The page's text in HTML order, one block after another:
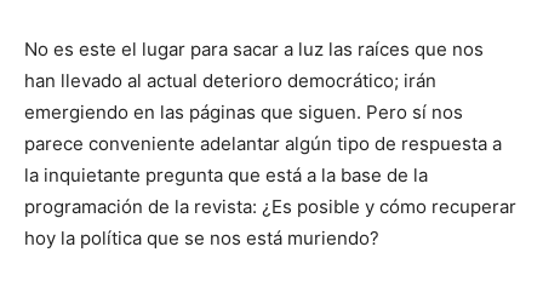
No es este el lugar para sacar a luz las raíces que nos
han llevado al actual deterioro democrático; irán
emergiendo en las páginas que siguen. Pero sí nos
parece conveniente adelantar algún tipo de respuesta a
la inquietante pregunta que está a la base de la
programación de la revista: ¿Es posible y cómo recuperar
hoy la política que se nos está muriendo?